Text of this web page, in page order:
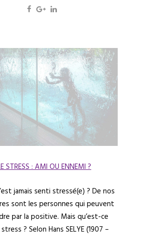
STRESS : AMI OU ENNEMI ?
jamais senti stressé(e) ? De nos
sont les personnes qui peuvent
par la positive. Mais qu’est-ce
? Selon Hans SELYE (1907 –